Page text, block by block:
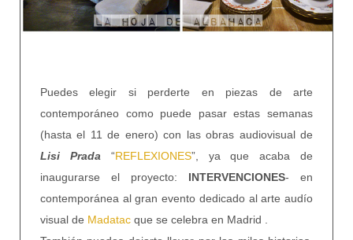
Puedes elegir si perderte en piezas de arte
contemporáneo como puede pasar estas semanas
(hasta el 11 de enero) con las obras audiovisual de
Lisi Prada“REFLEXIONES”, ya que acaba de
inaugurarse el proyecto: INTERVENCIONES- en
contemporánea al gran evento dedicado al arte audío
visual de Madatac que se celebra en Madrid .